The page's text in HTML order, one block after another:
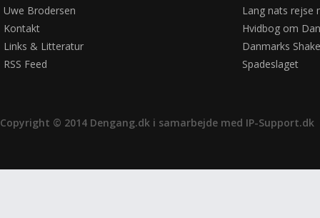
Uwe Brodersen
Kontakt
Links & Litteratur
RSS Feed
Lang nats rejse
Hvidbog om
Danmarks
Spadeslaget
Copyright © 2014 Dengang.dk i samarbejde med IP-Support.dk